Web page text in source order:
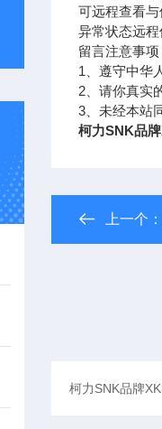
可远程查看
异常状态远
留言注意事
1、遵守中华
2、请你真实
3、未经本站
柯力SNK品
上一个